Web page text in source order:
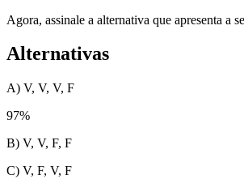
Agora, assinale a alternativa que apresenta a
Alternativas
A) V, V, V, F
97%
B) V, V, F, F
C) V, F, V, F